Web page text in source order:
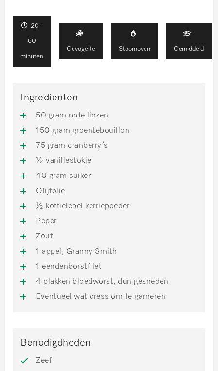
20 -
60
minuten
Gevogelte Stoomoven Gemiddeld
Ingredienten
50 gram rode linzen
150 gram groentebouillon
75 gram cranberry’s
½ vanillestokje
40 gram suiker
Olijfolie
½ koffielepel kerriepoeder
Peper
Zout
1 appel, Granny Smith
1 eendenborstfilet
4 plakken bloedworst, dun gesneden
Eventueel wat cress om te garneren
Benodigdheden
Zeef